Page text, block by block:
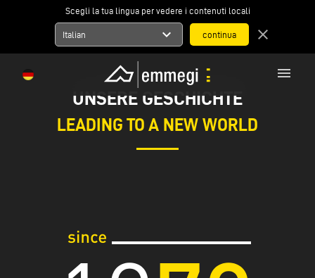
Scegli la tua lingua per vedere i contenuti locali
Italian expand_more close
menu
UNSERE GESCHICHTE
LEADING TO A NEW WORLD